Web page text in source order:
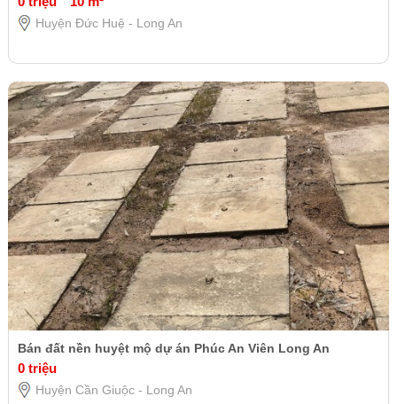
Huyện Đức Huệ - Long An
Bán đất nền huyệt mộ dự án Phúc An Viên Long An
0 triệu
Huyện Cần Giuộc - Long An